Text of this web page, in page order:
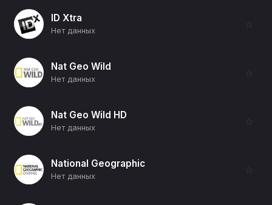
ID Xtra
Нет данных
☆
Nat Geo Wild
Нет данных
☆
Nat Geo Wild HD
Нет данных
☆
National Geographic
Нет данных
☆